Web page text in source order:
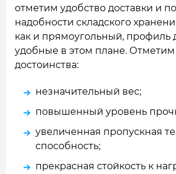
отметим удобство доставки и
надобности складского
как и прямоугольный, профиль
удобные в этом плане. Отметим
достоинства:
незначительный вес;
повышенный уровень
увеличенная пропускная
способность;
прекрасная стойкость к